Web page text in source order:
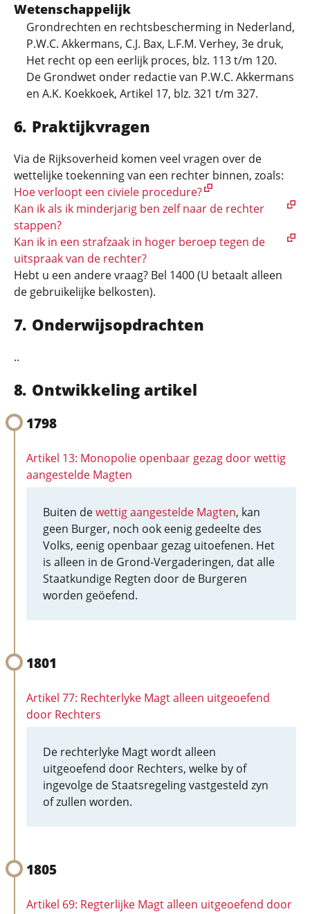
Wetenschappelijk
Grondrechten en rechtsbescherming in Nederland,
P.W.C. Akkermans, C.J. Bax, L.F.M. Verhey, 3e druk,
Het recht op een eerlijk proces, blz. 113 t/m 120.
De Grondwet onder redactie van P.W.C. Akkermans
en A.K. Koekkoek, Artikel 17, blz. 321 t/m 327.
Praktijkvragen
Via de Rijksoverheid komen veel vragen over de
wettelijke toekenning van een rechter binnen, zoals:
Hoe verloopt een civiele procedure?
Kan ik als ik minderjarig ben zelf naar de rechter
stappen?
Kan ik in een strafzaak in hoger beroep tegen de
uitspraak van de rechter?
Hebt u een andere vraag? Bel 1400 (U betaalt alleen
de gebruikelijke belkosten).
Onderwijsopdrachten
..
Ontwikkeling artikel
1798
Artikel 13: Monopolie openbaar gezag door wettig
aangestelde Magten
Buiten dewettig aangestelde Magten, kan
geen Burger, noch ook eenig gedeelte des
Volks, eenig openbaar gezag uitoefenen. Het
is alleen in de Grond-Vergaderingen, dat alle
Staatkundige Regten door de Burgeren
worden geöefend.
1801
Artikel 77: Rechterlyke Magt alleen uitgeoefend
door Rechters
De rechterlyke Magt wordt alleen
uitgeoefend door Rechters, welke by of
ingevolge de Staatsregeling vastgesteld zyn
of zullen worden.
1805
Artikel 69: Regterlijke Magt alleen uitgeoefend door